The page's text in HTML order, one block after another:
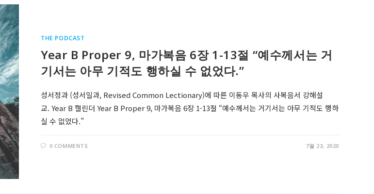
THE PODCAST
Year B Proper 9, 마가복음 6장 1-13절 “예수께서는 거
기서는 아무 기적도 행하실 수 없었다.”
성서정과 (성서일과, Revised Common Lectionary)에 따른 이동우 목사의 사복음서 강해설
교. Year B 캘린더 Year B Proper 9, 마가복음 6장 1-13절 “예수께서는 거기서는 아무 기적도 행하
실 수 없었다.”
0 COMMENTS 7월 23, 2020